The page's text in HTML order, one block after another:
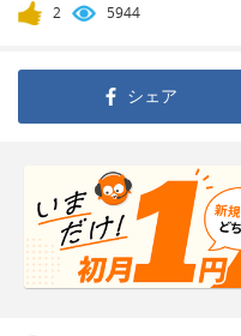
2 5944
シェア